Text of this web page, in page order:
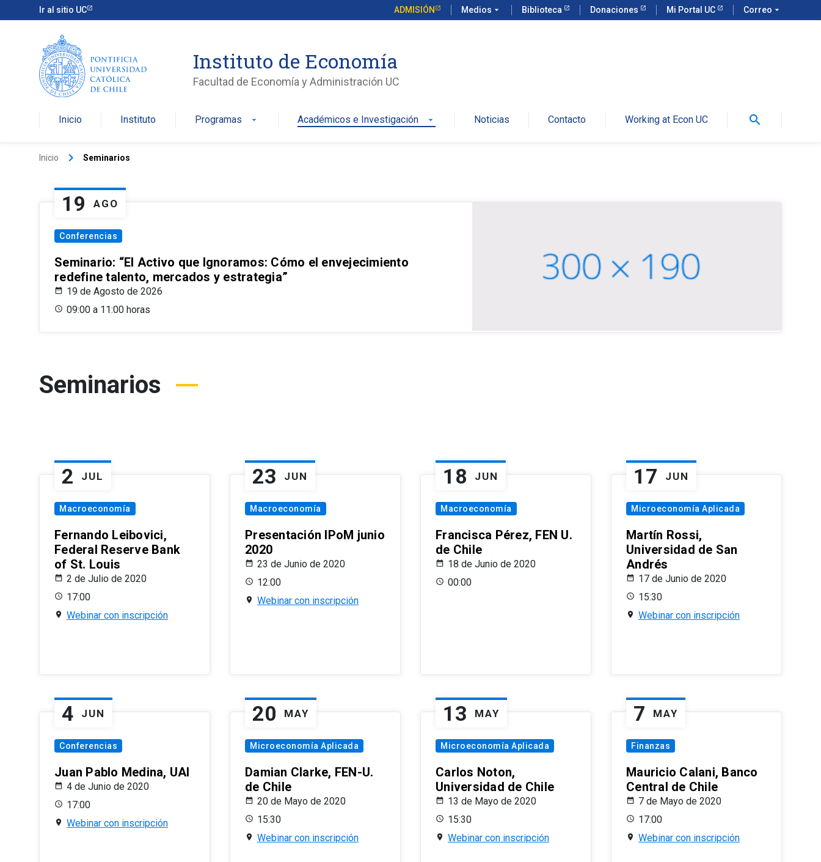
Ir al sitio UC ADMISIÓN Medios arrow_drop_down Biblioteca Donaciones Mi Portal UC Correo arrow_drop_down
Instituto de Economía
Facultad de Economía y Administración UC
Inicio Instituto Programas arrow_drop_down Académicos e Investigación arrow_drop_down Noticias Contacto Working at Econ UC search
Inicio keyboard_arrow_right Seminarios
19 AGO
Conferencias
Seminario: “El Activo que Ignoramos: Cómo el envejecimiento
redefine talento, mercados y estrategia”
19 de Agosto de 2026
09:00 a 11:00 horas
Seminarios
2 JUL
Macroeconomía
Fernando Leibovici,
Federal Reserve Bank
of St. Louis
2 de Julio de 2020
17:00
Webinar con inscripción
23 JUN
Macroeconomía
Presentación IPoM junio
2020
23 de Junio de 2020
12:00
Webinar con inscripción
18 JUN
Macroeconomía
Francisca Pérez, FEN U.
de Chile
18 de Junio de 2020
00:00
17 JUN
Microeconomía Aplicada
Martín Rossi,
Universidad de San
Andrés
17 de Junio de 2020
15:30
Webinar con inscripción
4 JUN
Conferencias
Juan Pablo Medina, UAI
4 de Junio de 2020
17:00
Webinar con inscripción
20 MAY
Microeconomía Aplicada
Damian Clarke, FEN-U.
de Chile
20 de Mayo de 2020
15:30
Webinar con inscripción
13 MAY
Microeconomía Aplicada
Carlos Noton,
Universidad de Chile
13 de Mayo de 2020
15:30
Webinar con inscripción
7 MAY
Finanzas
Mauricio Calani, Banco
Central de Chile
7 de Mayo de 2020
17:00
Webinar con inscripción